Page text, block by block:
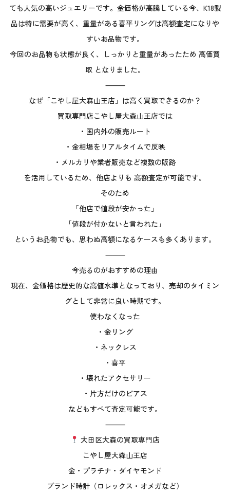
ても人気の高いジュエリーです。金価格が高騰している今、K18製
品は特に需要が高く、重量がある喜平リングは高額査定になりや
すいお品物です。
今回のお品物も状態が良く、しっかりと重量があったため 高価買
取 となりました。
⸻
なぜ「こやし屋大森山王店」は高く買取できるのか？
買取専門店こやし屋大森山王店では
・国内外の販売ルート
・金相場をリアルタイムで反映
・メルカリや業者販売など複数の販路
を活用しているため、他店よりも 高額査定が可能です。
そのため
「他店で値段が安かった」
「値段が付かないと言われた」
というお品物でも、思わぬ高額になるケースも多くあります。
⸻
今売るのがおすすめの理由
現在、金価格は歴史的な高値水準となっており、売却のタイミン
グとして非常に良い時期です。
使わなくなった
・金リング
・ネックレス
・喜平
・壊れたアクセサリー
・片方だけのピアス
などもすべて査定可能です。
⸻
大田区大森の買取専門店
こやし屋大森山王店
金・プラチナ・ダイヤモンド
ブランド時計（ロレックス・オメガなど）